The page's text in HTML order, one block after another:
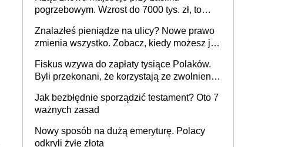
pogrzebowym. Wzrost do 7000 tys. zł, to
Znalazłeś pieniądze na ulicy? Nowe prawo
zmienia wszystko. Zobacz, kiedy możesz je
Fiskus wzywa do zapłaty tysiące Polaków.
Byli przekonani, że korzystają ze zwolnienia
Jak bezbłędnie sporządzić testament? Oto 7
ważnych zasad
Nowy sposób na dużą emeryturę. Polacy
odkryli żyłę złota